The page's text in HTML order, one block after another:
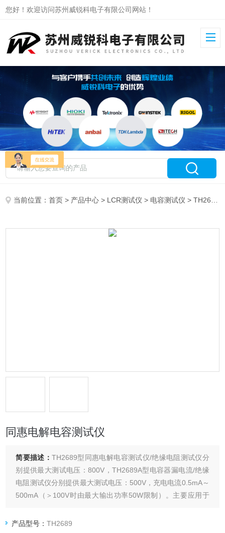
您好！欢迎访问苏州威锐科电子有限公司网站！
当前位置：首页 > 产品中心 > LCR测试仪 > 电容测试仪 > TH2689同惠电解电容测试仪
同惠电解电容测试仪
简要描述： TH2689型同惠电解电容测试仪/绝缘电阻测试仪分
别提供最大测试电压：800V，TH2689A型电容器漏电流/绝缘
电阻测试仪分别提供最大测试电压：500V，充电电流0.5mA～
500mA（＞100V时由最大输出功率50W限制）。主要应用于
压测试。
产品型号：TH2689